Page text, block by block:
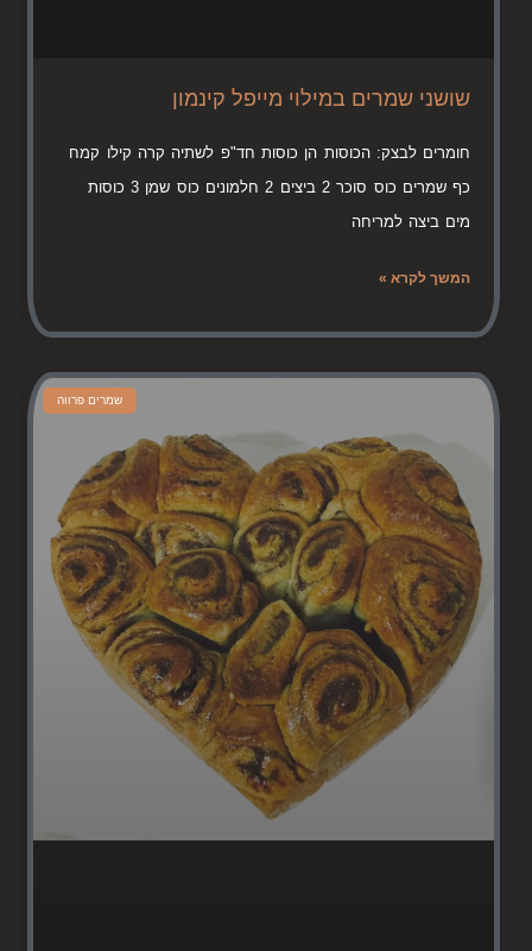
שושני שמרים במילוי מייפל קינמון
חומרים לבצק: הכוסות הן כוסות חד"פ לשתיה קרה קילו קמח
כף שמרים כוס סוכר 2 ביצים 2 חלמונים כוס שמן 3 כוסות
מים ביצה למריחה
המשך לקרא »
שמרים פרווה